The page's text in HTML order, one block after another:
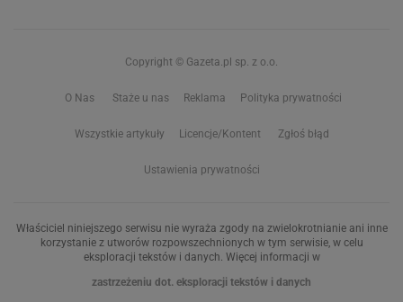
Copyright © Gazeta.pl sp. z o.o.
O Nas Staże u nas Reklama Polityka prywatności
Wszystkie artykuły Licencje/Kontent Zgłoś błąd
Ustawienia prywatności
Właściciel niniejszego serwisu nie wyraża zgody na zwielokrotnianie ani inne
korzystanie z utworów rozpowszechnionych w tym serwisie, w celu
eksploracji tekstów i danych. Więcej informacji w
zastrzeżeniu dot. eksploracji tekstów i danych